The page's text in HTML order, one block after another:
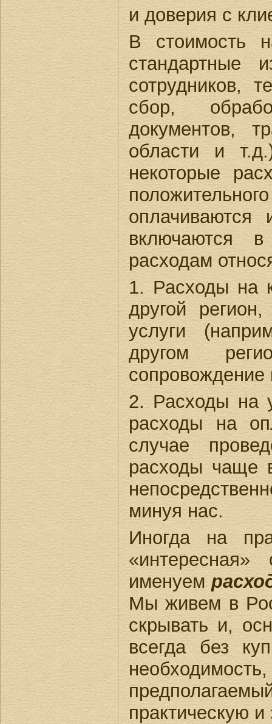
и доверия с
В стоимость
стандартные
сотрудников,
сбор,
документов,
области и
некоторые
оплачиваются
включаются
расходам
1. Расходы на
другой
услуги
другом
сопровождение
2. Расходы на
расходы на
случае
расходы чаще
минуя нас.
Иногда на
именуем
Мы живем в
скрывать и,
всегда без
практическую